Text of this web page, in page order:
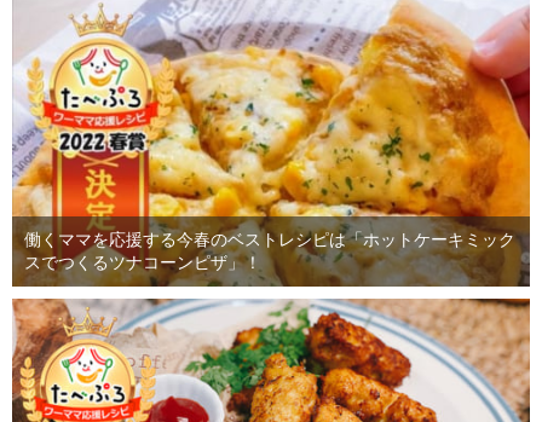
働くママを応援する今春のベストレシピは「ホットケーキミック
スでつくるツナコーンピザ」！